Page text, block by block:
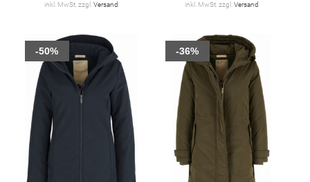
inkl. MwSt. zzgl.Versand inkl. MwSt. zzgl.Versand
-50% -36%